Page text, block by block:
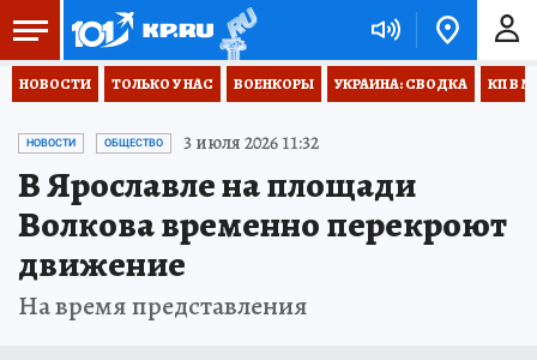
НОВОСТИ ТОЛЬКО У НАС ВОЕНКОРЫ УКРАИНА: СВОДКА КП В
НОВОСТИ ОБЩЕСТВО 3 июля 2026 11:32
В Ярославле на площади
Волкова временно перекроют
движение
На время представления